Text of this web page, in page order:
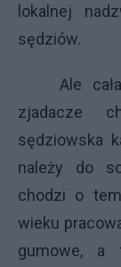
lokalnej
sędziów.
Ale
zjadacze
sędziowska
należy do
chodzi o
wieku
gumowe, a